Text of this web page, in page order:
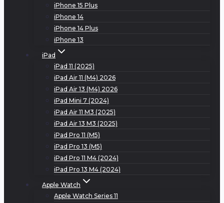
iPhone 15 Plus
iPhone 14
iPhone 14 Plus
iPhone 13
iPad
iPad 11 (2025)
iPad Air 11 (M4) 2026
iPad Air 13 (M4) 2026
iPad Mini 7 (2024)
iPad Air 11 M3 (2025)
iPad Air 13 M3 (2025)
iPad Pro 11 (M5)
iPad Pro 13 (M5)
iPad Pro 11 M4 (2024)
iPad Pro 13 M4 (2024)
Apple Watch
Apple Watch Series 11